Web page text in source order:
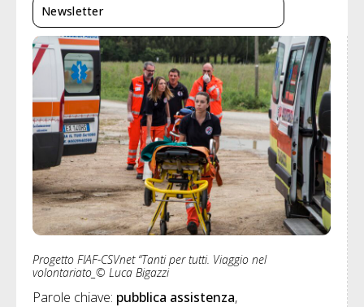
Progetto FIAF-CSVnet “Tanti per tutti. Viaggio nel
volontariato_© Luca Bigazzi
Parole chiave: pubblica assistenza
Newsletter